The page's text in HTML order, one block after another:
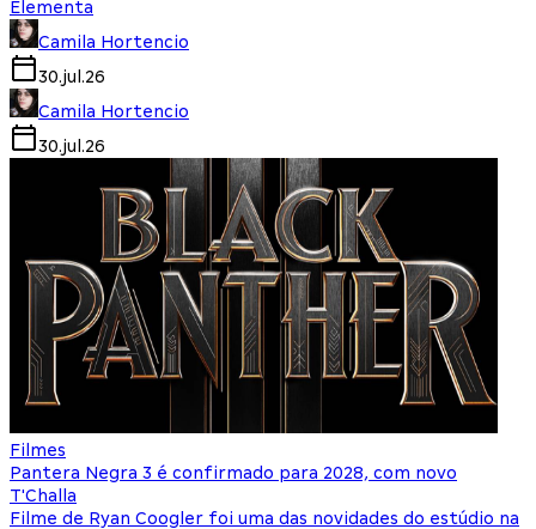
Elementa
Camila Hortencio
30.jul.26
Camila Hortencio
30.jul.26
Filmes
Pantera Negra 3 é confirmado para 2028, com novo
T'Challa
Filme de Ryan Coogler foi uma das novidades do estúdio na